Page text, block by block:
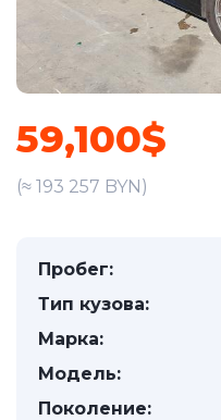
59,100$
(≈ 193 257 BYN)
Пробег:
Тип кузова:
Марка:
Модель:
Поколение: